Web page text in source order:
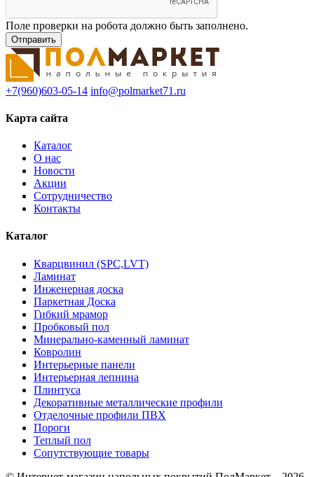
Поле проверки на робота должно быть заполнено.
+7(960)603-05-14 info@polmarket71.ru
Карта сайта
Каталог
О нас
Новости
Акции
Сотрудничество
Контакты
Каталог
Кварцвинил (SPC,LVT)
Ламинат
Инженерная доска
Паркетная Доска
Гибкий мрамор
Пробковый пол
Минерально-каменный ламинат
Ковролин
Интерьерные панели
Интерьерная лепнина
Плинтуса
Декоративные металлические профили
Отделочные профили ПВХ
Пороги
Теплый пол
Сопутствующие товары